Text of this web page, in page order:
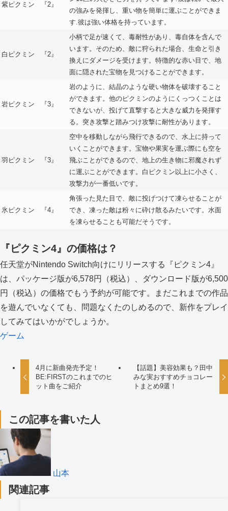
紫ピクミン 『2』
の強みを発揮し、重い物を簡単に運ぶことができま
す.彼は強い体格を持っています。
白ピクミン 『2』
小柄で足が速くて、毒耐性があり、毒自体を含んで
います。そのため、敵に狩られた場合、生命と引き
換えにダメージを受けます。特徴的な赤い目で、地
面に隠された宝物を見つけることができます。
岩ピクミン 『3』
岩のように、結晶のような硬い物体を破壊すること
ができます。他のピクミンのようにくっつくことは
できないが、投げて直撃すると大きな威力を発揮す
る。突き攻撃と踏みつけ攻撃に耐性があります。
羽ピクミン 『3』
空中を移動しながら飛行できるので、水上に持って
いくことができます。宝物や果実を運ぶ際にも空を
飛ぶことができるので、地上の生き物に邪魔されず
に運ぶことができます。白ピクミン以上に小さく、
攻撃力が一番低いです。
氷ピクミン 『4』
角張った見た目で、敵に投げつけて凍らせることが
でき、凍った敵は粉々に砕け散るみたいです。水面
を凍らせることも可能だそうです。
『ピクミン4』の価格は？
任天堂がNintendo Switch向けにリリースする『ピクミン4』
は、パッケージ版が6,578円（税込）、ダウンロード版が6,500
円（税込）の価格でもう予約が可能です。まだこれまでの作品
を遊んでいなくても、問題なくたのしめるので、新作をプレイ
してみてはいかがでしょうか。
ゲーム
4月に新曲発売予定！
BE:FIRSTのこれまでのヒ
ット曲をご紹介
【話題】美容効果も？田中
みな実おすすめチョコレー
トまとめ9選！
この記事を書いた人
山本
関連記事